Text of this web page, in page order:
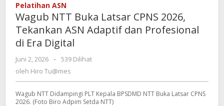
CPNS
2026,
Profesional
di
Pelatihan ASN
Wagub NTT Buka Latsar CPNS 2026,
Tekankan ASN Adaptif dan Profesional
di Era Digital
Juni 2, 2026
oleh
Hiro
Tu@mes
-
539 Dilihat
oleh Hiro Tu@mes
Wagub NTT Didampingi PLT Kepala BPSDMD NTT Buka Latsar CPNS
2026. (Foto Biro Adpim Setda NTT)